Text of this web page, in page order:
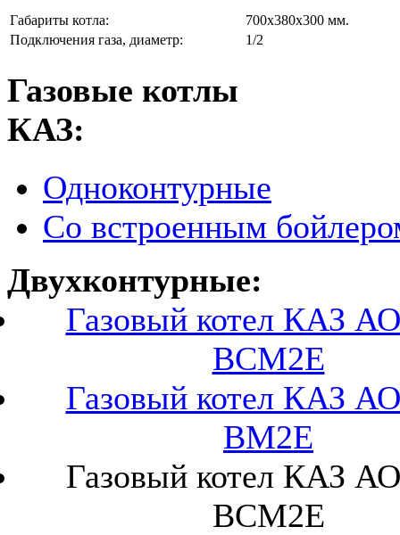
Габариты котла:
700х380х300 мм.
Подключения газа, диаметр:
1/2
Газовые котлы
КАЗ:
Одноконтурные
Со встроенным
Двухконтурные:
Газовый котел КАЗ
ВСМ2Е
Газовый котел КАЗ
ВМ2Е
Газовый котел КАЗ
ВСМ2Е